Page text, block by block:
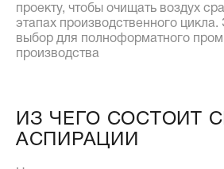
проекту, чтобы очищать воздух
этапах производственного
выбор для полноформатного
производства
ИЗ ЧЕГО СОСТОИТ
АСПИРАЦИИ